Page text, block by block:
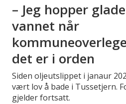
– Jeg hopper
vannet når
det er i orden
Siden oljeutslippet i janaur
vært lov å bade i Tussetjern.
gjelder fortsatt.